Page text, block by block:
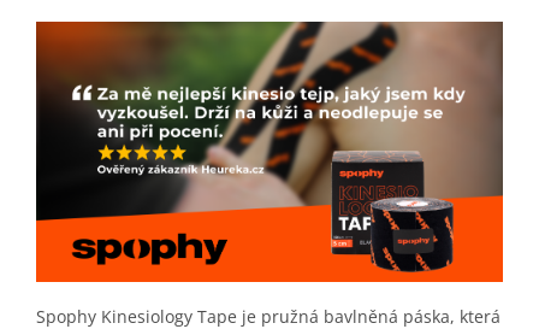
Spophy Kinesiology Tape je pružná bavlněná páska, která